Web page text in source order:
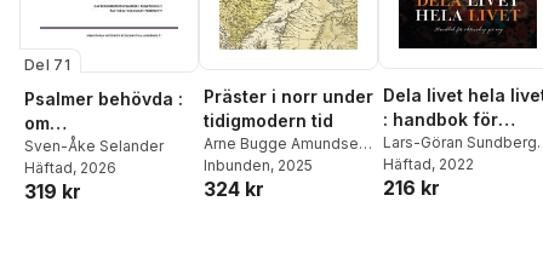
Del 71
Psalmer behövda :
om
reformationspsalm
er i funktionellt
pastoralteologiskt
Sven-Åke Selander
Häftad, 2026
319 kr
Präster i norr under
tidigmodern tid
Arne Bugge Amundsen ,
Miia Kuha, Daniel
Lindmark
Inbunden, 2025
324 kr
Dela livet hela
: handbok för
äktenskap på väg
Lars-Göran Sundberg,
Christina Sundberg
Häftad, 2022
216 kr